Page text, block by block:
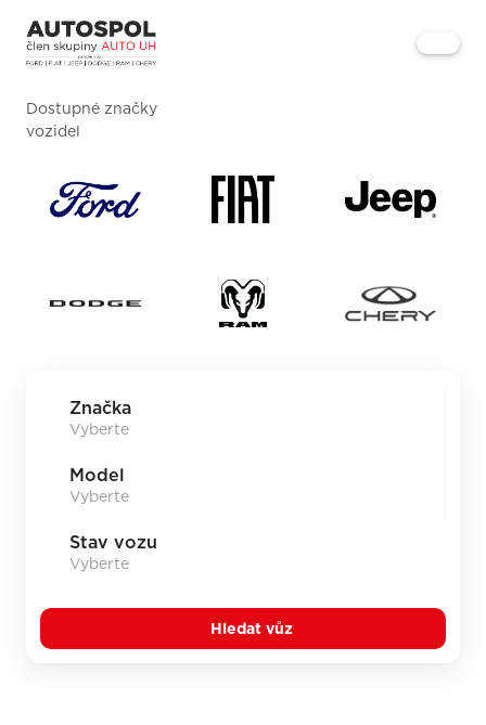
Dostupné značky
vozidel
Značka
Model
Stav vozu
Hledat vůz